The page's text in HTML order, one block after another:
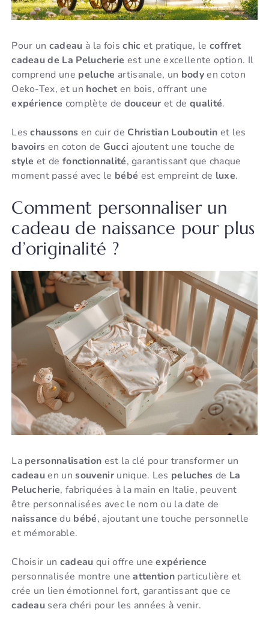
Pour un cadeau à la foischic et pratique, le coffret
cadeau de La Pelucherie est une excellente option. Il
comprend une peluche artisanale, un bodyen coton
Oeko-Tex, et un hochet en bois, offrant une
expérience complète de douceur et dequalité.
Leschaussons en cuir de Christian Louboutin et les
bavoirs en coton de Gucci ajoutent une touche de
style et defonctionnalité, garantissant que chaque
moment passé avec le bébé est empreint de luxe.
Comment personnaliser un
cadeau de naissance pour plus
d’originalité ?
La personnalisation est la clé pour transformer un
cadeauen unsouvenirunique. Les peluches de La
Pelucherie, fabriquées à la main en Italie, peuvent
être personnalisées avec le nom ou la date de
naissance du bébé, ajoutant une touche personnelle
et mémorable.
Choisir un cadeau qui offre uneexpérience
personnalisée montre uneattention particulière et
crée un lien émotionnel fort, garantissant que ce
cadeau sera chéri pour les années à venir.